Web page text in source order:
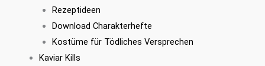
Rezeptideen
Download Charakterhefte
Kostüme für Tödliches Versprechen
Kaviar Kills